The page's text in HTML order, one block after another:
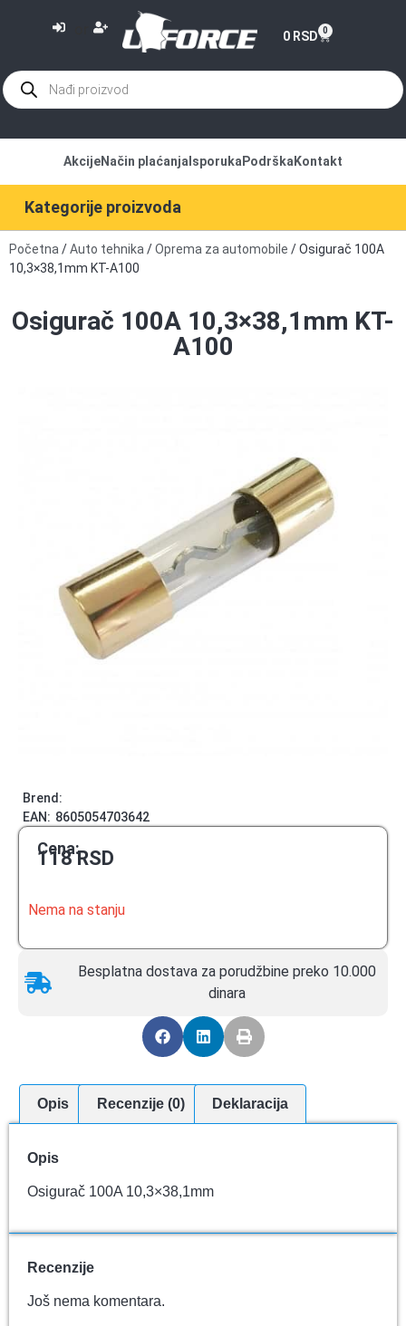
0 RSD 0
Kategorije proizvoda
AkcijeNačin plaćanja Isporuka Podrška Kontakt
Početna /Auto tehnika /Oprema za automobile / Osigurač 100A
10,3×38,1mm KT-A100
Osigurač 100A 10,3×38,1mm KT-
A100
Brend:
EAN: 8605054703642
Cena:
118RSD
Nema na stanju
Besplatna dostava za porudžbine preko 10.000
dinara
Opis Recenzije (0) Deklaracija
Opis
Osigurač 100A 10,3×38,1mm
Recenzije
Još nema komentara.